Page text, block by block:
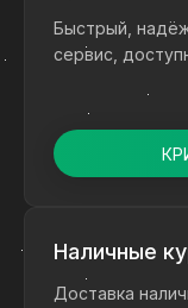
Быстрый,
сервис,
Наличные
Доставка